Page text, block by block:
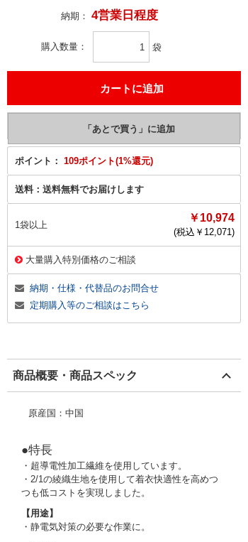
納期： 4営業日程度
購入数量 袋
ポイント： 109ポイント(1%還元)
送料： 送料無料でお届けします
1袋以上
￥10,974
(税込￥ 12,071)
大量購入特別価格のご相談
納期・仕様・代替品のお問合せ
定期購入等のご相談はこちら
商品概要・商品スペック
原産国：中国
●特長
・超導電性加工繊維を使用しています。
・2/1の綾織生地を使用して着衣快適性を高めつ
つも低コストを実現しました。
【用途】
・静電気対策の必要な作業に。